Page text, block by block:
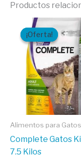
Productos
¡Oferta!
¡Oferta!
Alimentos para Gatos
Complete Gatos
7.5 Kilos
El
precio
original
era:
El
es: